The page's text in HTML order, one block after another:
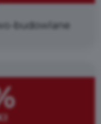
budowlane